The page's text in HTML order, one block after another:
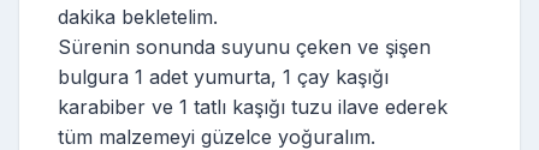
dakika bekletelim.
Sürenin sonunda suyunu çeken ve şişen
bulgura 1 adet yumurta, 1 çay kaşığı
karabiber ve 1 tatlı kaşığı tuzu ilave ederek
tüm malzemeyi güzelce yoğuralım.